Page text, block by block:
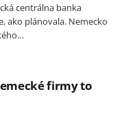
centrálna banka
ako plánovala. Nemecko
firmy to